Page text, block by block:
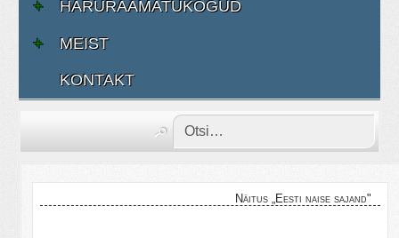
HARURAAMATUKOGUD
MEIST
KONTAKT
Näitus „Eesti naise sajand"